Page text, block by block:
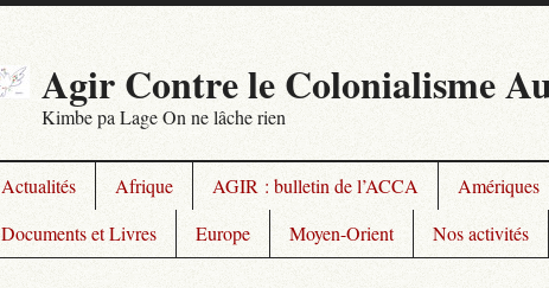
Agir Contre le Colonialisme
Kimbe pa Lage On ne lâche rien
Actualités Afrique AGIR : bulletin de l’ACCA Amériques
Documents et Livres
Europe Moyen-Orient Nos activités